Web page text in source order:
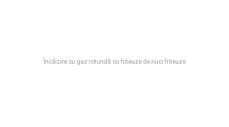
Încălzire cu gaz rotundă cu friteuze de nuci friteuze